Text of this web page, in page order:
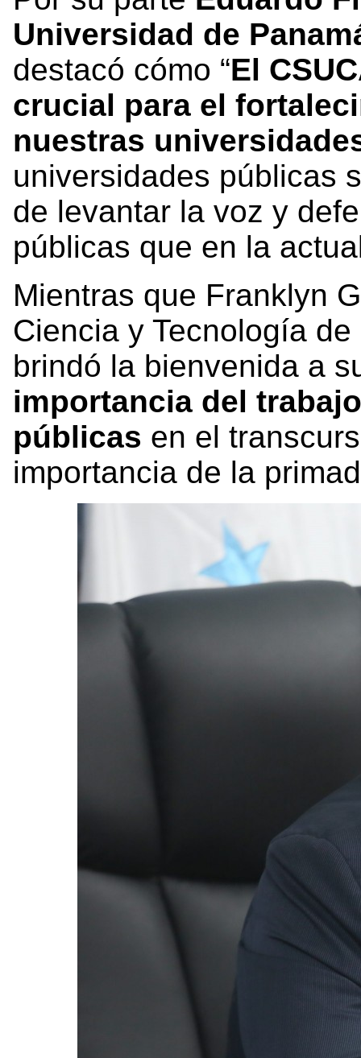
Universidad de
destacó cómo “El
crucial para el
nuestras
universidades públicas
de levantar la voz y
públicas que en la
Mientras que Franklyn
Ciencia y Tecnología
brindó la bienvenida a
importancia del
públicas en el
importancia de la